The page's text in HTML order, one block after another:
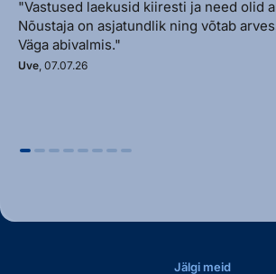
"Vastused laekusid kiiresti ja need olid
Nõustaja on asjatundlik ning võtab
Väga abivalmis."
Uve, 07.07.26
Jälgi meid